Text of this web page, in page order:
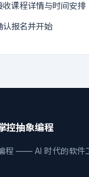
收课程详情与时间安排
认报名并开始
控抽象编程
程 —— AI 时代的软件